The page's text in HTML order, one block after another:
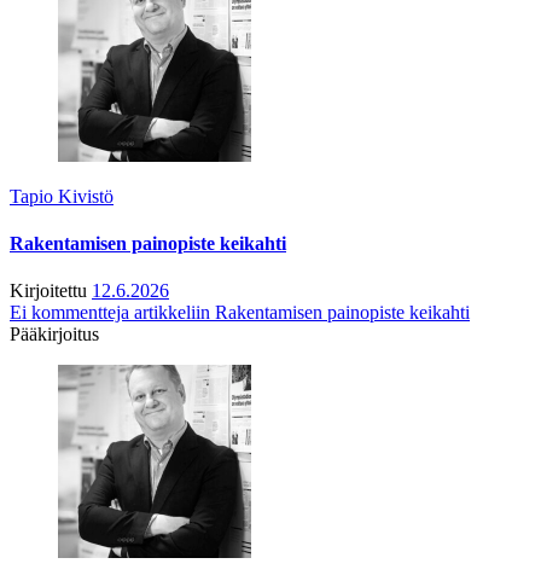
Tapio Kivistö
Rakentamisen painopiste keikahti
Kirjoitettu 12.6.2026
Ei kommentteja artikkeliin Rakentamisen painopiste keikahti
Pääkirjoitus